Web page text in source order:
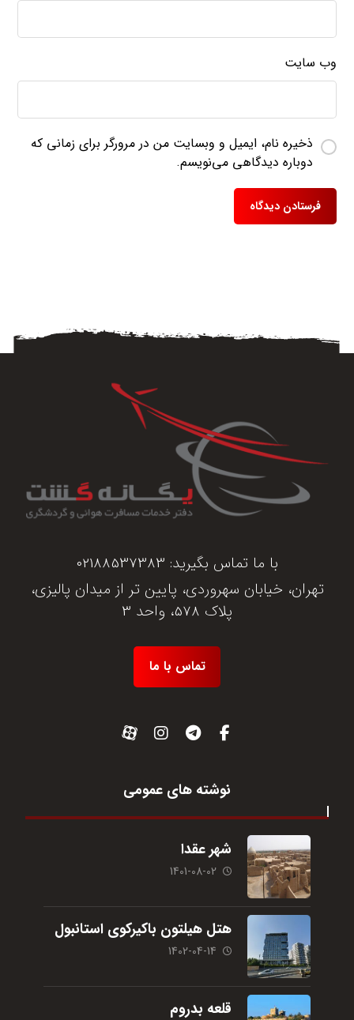
وب‌ سایت
ذخیره نام، ایمیل و وبسایت من در مرورگر برای زمانی که
دوباره دیدگاهی می‌نویسم.
با ما تماس بگیرید: 02188537383
تهران، خیابان سهروردی، پایین تر از میدان پالیزی،
پلاک 578، واحد 3
تماس با ما
نوشته های عمومی
شهر عقدا
1401-08-02
هتل هیلتون باکیرکوی استانبول
1402-04-14
قلعه بدروم